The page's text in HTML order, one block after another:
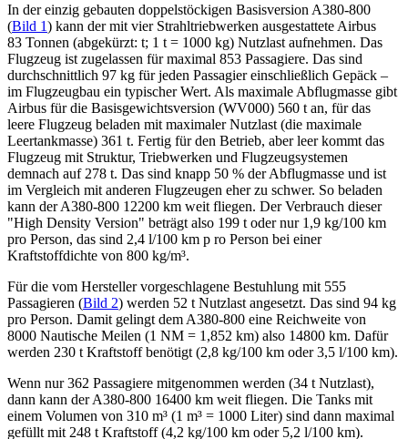
In der einzig gebauten doppelstöckigen Basisversion A380-800
(Bild 1) kann der mit vier Strahltriebwerken ausgestattete Airbus
83 Tonnen (abgekürzt: t; 1 t = 1000 kg) Nutzlast aufnehmen. Das
Flugzeug ist zugelassen für maximal 853 Passagiere. Das sind
durchschnittlich 97 kg für jeden Passagier einschließlich Gepäck –
im Flugzeugbau ein typischer Wert. Als maximale Abflugmasse gibt
Airbus für die Basisgewichtsversion (WV000) 560 t an, für das
leere Flugzeug beladen mit maximaler Nutzlast (die maximale
Leertankmasse) 361 t. Fertig für den Betrieb, aber leer kommt das
Flugzeug mit Struktur, Triebwerken und Flugzeugsystemen
demnach auf 278 t. Das sind knapp 50 % der Abflugmasse und ist
im Vergleich mit anderen Flugzeugen eher zu schwer. So beladen
kann der A380-800 12200 km weit fliegen. Der Verbrauch dieser
"High Density Version" beträgt also 199 t oder nur 1,9 kg/100 km
pro Person, das sind 2,4 l/100 km p ro Person bei einer
Kraftstoffdichte von 800 kg/m³.
Für die vom Hersteller vorgeschlagene Bestuhlung mit 555
Passagieren (Bild 2) werden 52 t Nutzlast angesetzt. Das sind 94 kg
pro Person. Damit gelingt dem A380-800 eine Reichweite von
8000 Nautische Meilen (1 NM = 1,852 km) also 14800 km. Dafür
werden 230 t Kraftstoff benötigt (2,8 kg/100 km oder 3,5 l/100 km).
Wenn nur 362 Passagiere mitgenommen werden (34 t Nutzlast),
dann kann der A380-800 16400 km weit fliegen. Die Tanks mit
einem Volumen von 310 m³ (1 m³ = 1000 Liter) sind dann maximal
gefüllt mit 248 t Kraftstoff (4,2 kg/100 km oder 5,2 l/100 km).